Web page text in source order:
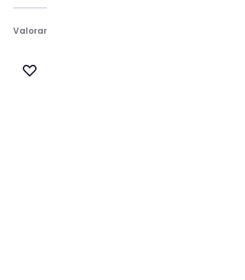
Valorar